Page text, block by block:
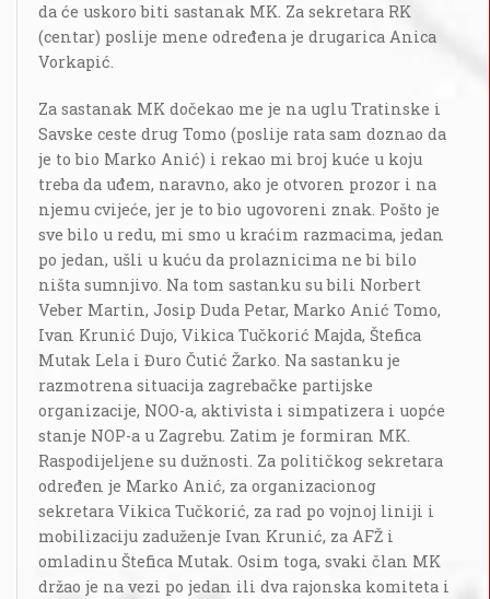
da će uskoro biti sastanak MK. Za sekretara RK
(centar) poslije mene određena je drugarica Anica
Vorkapić.
Za sastanak MK dočekao me je na uglu Tratinske i
Savske ceste drug Tomo (poslije rata sam doznao da
je to bio Marko Anić) i rekao mi broj kuće u koju
treba da uđem, naravno, ako je otvoren prozor i na
njemu cvijeće, jer je to bio ugovoreni znak. Pošto je
sve bilo u redu, mi smo u kraćim razmacima, jedan
po jedan, ušli u kuću da prolaznicima ne bi bilo
ništa sumnjivo. Na tom sastanku su bili Norbert
Veber Martin, Josip Duda Petar, Marko Anić Tomo,
Ivan Krunić Dujo, Vikica Tučkorić Majda, Štefica
Mutak Lela i Đuro Čutić Žarko. Na sastanku je
razmotrena situacija zagrebačke partijske
organizacije, NOO-a, aktivista i simpatizera i uopće
stanje NOP-a u Zagrebu. Zatim je formiran MK.
Raspodijeljene su dužnosti. Za političkog sekretara
određen je Marko Anić, za organizacionog
sekretara Vikica Tučkorić, za rad po vojnoj liniji i
mobilizaciju zaduženje Ivan Krunić, za AFŽ i
omladinu Štefica Mutak. Osim toga, svaki član MK
držao je na vezi po jedan ili dva rajonska komiteta i